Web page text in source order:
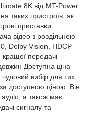
8K від MT-Power
таких пристроїв, як:
приставки
відео з роздільною
Dolby Vision, HDCP
передачі
Доступна ціна
вибір для тих,
доступною ціною. Він
аудіо, а також має
сигналу та